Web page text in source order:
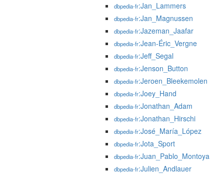
dbpedia-fr:Jan_Lammers
dbpedia-fr:Jan_Magnussen
dbpedia-fr:Jazeman_Jaafar
dbpedia-fr:Jean-Éric_Vergne
dbpedia-fr:Jeff_Segal
dbpedia-fr:Jenson_Button
dbpedia-fr:Jeroen_Bleekemolen
dbpedia-fr:Joey_Hand
dbpedia-fr:Jonathan_Adam
dbpedia-fr:Jonathan_Hirschi
dbpedia-fr:José_María_López
dbpedia-fr:Jota_Sport
dbpedia-fr:Juan_Pablo_Montoya
dbpedia-fr:Julien_Andlauer